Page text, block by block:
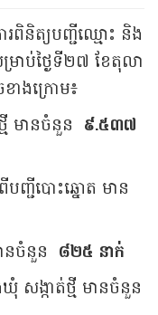
រពិនិត្យបញ្ជីឈ្មោះ និង
រាប់ថ្ងៃទី២៧ ខែតុលា
ាងក្រោម៖
មី មានចំនួន ៩.៥៣៧
ញ្ជីបោះឆ្នោត មាន
នចំនួន ៨២៥ នាក់
សង្កាត់ថ្មី មានចំនួន